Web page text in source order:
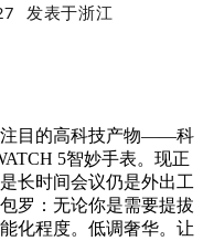
发表于浙江
目的高科技产物——科
5智妙手表。现正
长时间会议仍是外出工
罗：无论你是需要提拔
化程度。低调奢华。让